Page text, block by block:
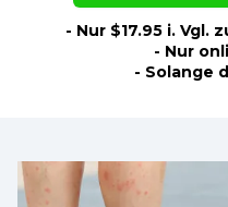
- Nur $17.95 i. Vgl.
- Nur
- Solange